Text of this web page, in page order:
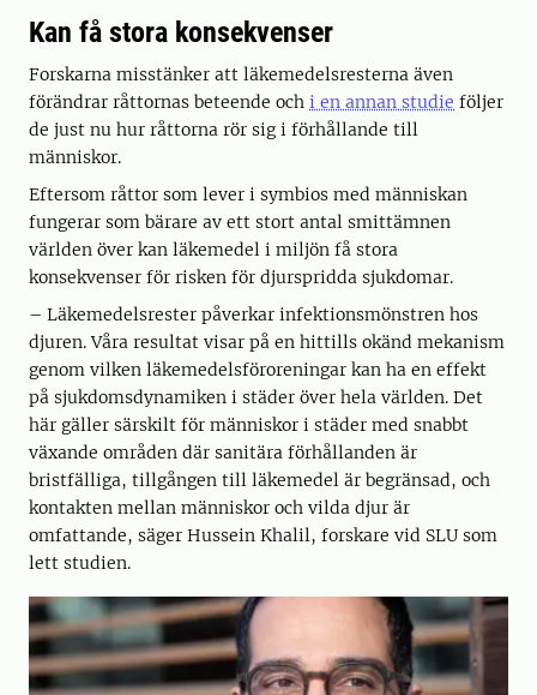
Kan få stora konsekvenser
Forskarna misstänker att läkemedelsresterna även
förändrar råttornas beteende och i en annan studie följer
de just nu hur råttorna rör sig i förhållande till
människor.
Eftersom råttor som lever i symbios med människan
fungerar som bärare av ett stort antal smittämnen
världen över kan läkemedel i miljön få stora
konsekvenser för risken för djurspridda sjukdomar.
– Läkemedelsrester påverkar infektionsmönstren hos
djuren. Våra resultat visar på en hittills okänd mekanism
genom vilken läkemedelsföroreningar kan ha en effekt
på sjukdomsdynamiken i städer över hela världen. Det
här gäller särskilt för människor i städer med snabbt
växande områden där sanitära förhållanden är
bristfälliga, tillgången till läkemedel är begränsad, och
kontakten mellan människor och vilda djur är
omfattande, säger Hussein Khalil, forskare vid SLU som
lett studien.